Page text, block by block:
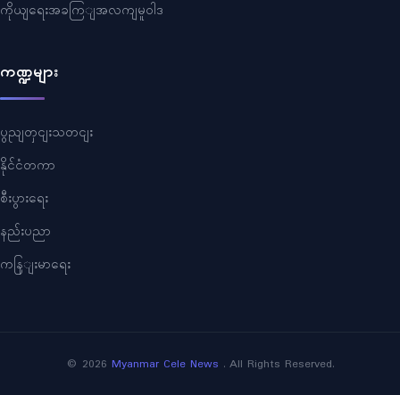
ကိုယျရေးအခကြျအလကျမူဝါဒ
ကဏ္ဍများ
ပွညျတှငျးသတငျး
နိုင်ငံတကာ
စီးပွားရေး
နည်းပညာ
ကနြျးမာရေး
© 2026 Myanmar Cele News . All Rights Reserved.